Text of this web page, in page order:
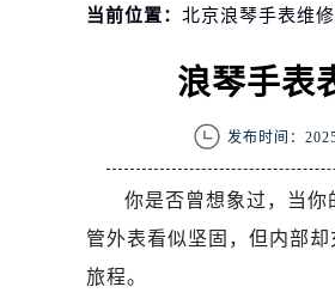
节假日正常
当前位置： 北京浪琴手表维
浪琴手表
发布时间：
你是否曾想象过，当
管外表看似坚固，但内部
旅程。